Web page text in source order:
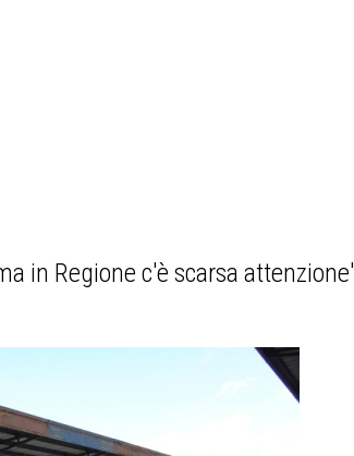
in Regione c'è scarsa attenzione'